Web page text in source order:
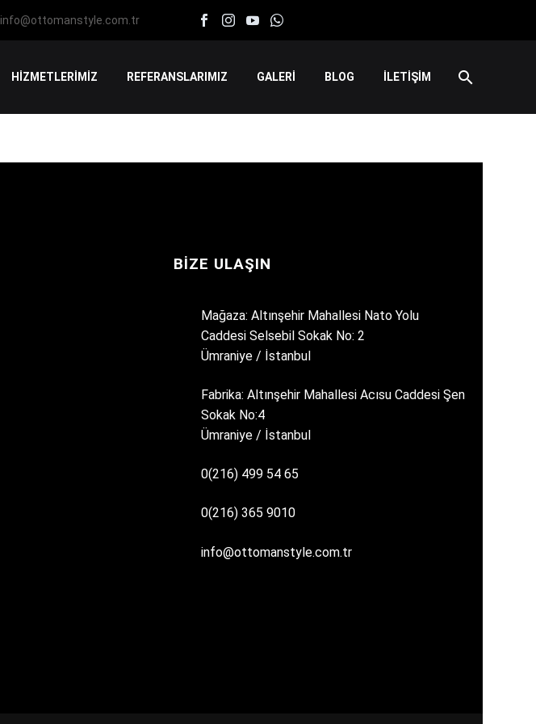
info@ottomanstyle.com.tr
HİZMETLERİMİZ REFERANSLARIMIZ GALERİ BLOG İLETİŞİM
BIZE ULAŞIN
Mağaza: Altınşehir Mahallesi Nato Yolu
Caddesi Selsebil Sokak No: 2
Ümraniye / İstanbul
Fabrika: Altınşehir Mahallesi Acısu Caddesi Şen
Sokak No:4
Ümraniye / İstanbul
0(216) 499 54 65
0(216) 365 9010
info@ottomanstyle.com.tr